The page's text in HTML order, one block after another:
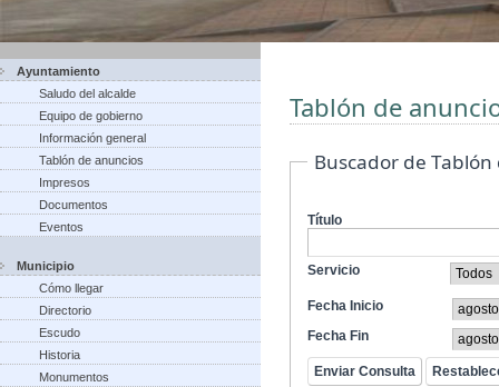
Ayuntamiento
Saludo del alcalde
Equipo de gobierno
Información general
Tablón de anuncios
Impresos
Documentos
Eventos
Municipio
Cómo llegar
Directorio
Escudo
Historia
Monumentos
Tablón de
Buscador de
Título
Servicio
Fecha Inicio
Fecha Fin